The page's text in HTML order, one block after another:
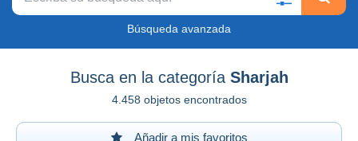
Búsqueda avanzada
Busca en la categoría Sharjah
4.458 objetos encontrados
Añadir a mis favoritos